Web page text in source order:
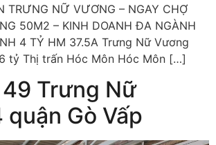
TRƯNG NỮ VƯƠNG – NGAY CHỢ
50M2 – KINH DOANH ĐA NGÀNH
4 TỶ HM 37.5A Trưng Nữ Vương
tỷ Thị trấn Hóc Môn Hóc Môn […]
49 Trưng Nữ
Gò Vấp